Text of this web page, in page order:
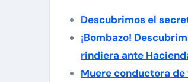
Descubrimos el
¡Bombazo!
rindiera ante
Muere conductora